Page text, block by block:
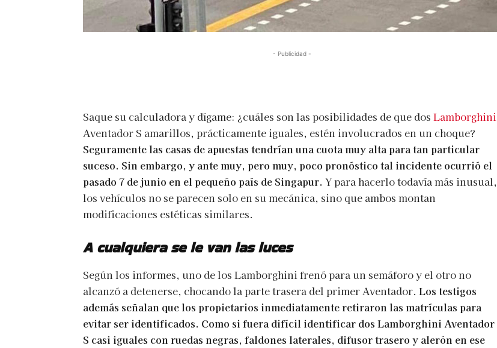
- Publicidad -
Saque su calculadora y dígame: ¿cuáles son las posibilidades de que dos Lamborghini
Aventador S amarillos, prácticamente iguales, estén involucrados en un choque?
Seguramente las casas de apuestas tendrían una cuota muy alta para tan particular
suceso. Sin embargo, y ante muy, pero muy, poco pronóstico tal incidente ocurrió el
pasado 7 de junio en el pequeño país de Singapur. Y para hacerlo todavía más inusual,
los vehículos no se parecen solo en su mecánica, sino que ambos montan
modificaciones estéticas similares.
A cualquiera se le van las luces
Según los informes, uno de los Lamborghini frenó para un semáforo y el otro no
alcanzó a detenerse, chocando la parte trasera del primer Aventador. Los testigos
además señalan que los propietarios inmediatamente retiraron las matrículas para
evitar ser identificados. Como si fuera difícil identificar dos Lamborghini Aventador
S casi iguales con ruedas negras, faldones laterales, difusor trasero y alerón en ese